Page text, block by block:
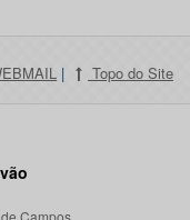
| Topo do Site